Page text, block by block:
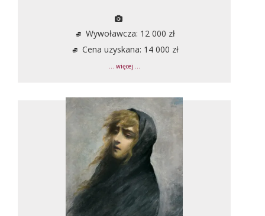
Wywoławcza: 12 000 zł
Cena uzyskana: 14 000 zł
... więcej ...